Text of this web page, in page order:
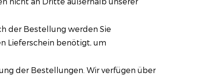
der Bestellung werden Sie
Lieferschein benötigt, um
der Bestellungen. Wir verfügen über